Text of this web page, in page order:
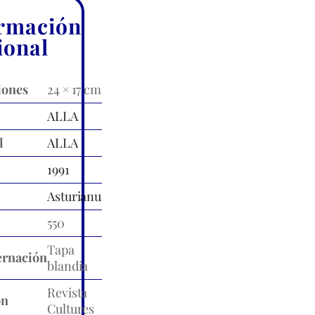
24 × 17 cm
ALLA
ALLA
1991
Asturianu
550
Tapa
blandia
Revista
Cultures